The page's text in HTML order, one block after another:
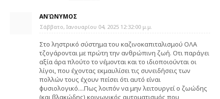
ΑΝΏΝΥΜΟΣ
Σάββατο, Ιανουαρίου 04, 2025 12:32:00 μ.μ.
Στο ληστρικό σύστημα του καζινοκαπιταλισμού ΟΛΑ
τζογάρονται με πρώτη την ανθρώπινη ζωή. Οτι παράγει
αξία άρα πλούτο το νέμονται και το ιδιοποιούνται οι
λίγοι, που έχοντας εκμαυλίσει τις συνειδήσεις των
πολλών τους έχουν πείσει ότι αυτό είναι
φυσιολογικό....Πως λοιπόν να μην λειτουργεί ο ζωώδης
(και βλακώδης) κοινωνικός αυτοματισμός που